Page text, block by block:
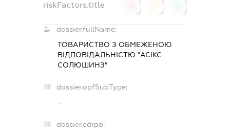
riskFactors.title
dossier.fullName:
ТОВАРИСТВО З ОБМЕЖЕНОЮ
ВІДПОВІДАЛЬНІСТЮ "АСІКС
СОЛЮШИНЗ"
dossier.opfSubType:
-
dossier.edrpo: